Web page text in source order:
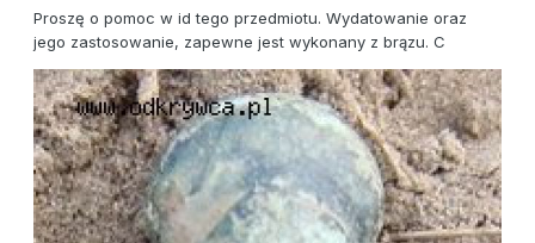
Proszę o pomoc w id tego przedmiotu. Wydatowanie oraz
jego zastosowanie, zapewne jest wykonany z brązu. C